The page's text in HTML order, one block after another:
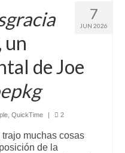
7
JUN 2026
un
de Joe
QuickTime | 2
muchas cosas
de la